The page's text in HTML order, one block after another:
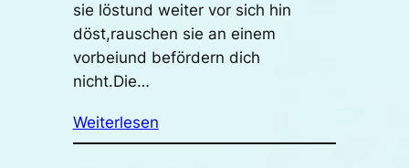
sie löstund weiter vor sich hin
döst,rauschen sie an einem
vorbeiund befördern dich
nicht.Die…
Weiterlesen